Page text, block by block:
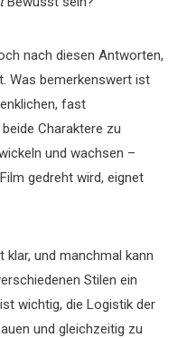
nach diesen Antworten,
Was bemerkenswert ist
fast
Charaktere zu
und wachsen –
gedreht wird, eignet
klar, und manchmal kann
Stilen ein
wichtig, die Logistik der
und gleichzeitig zu